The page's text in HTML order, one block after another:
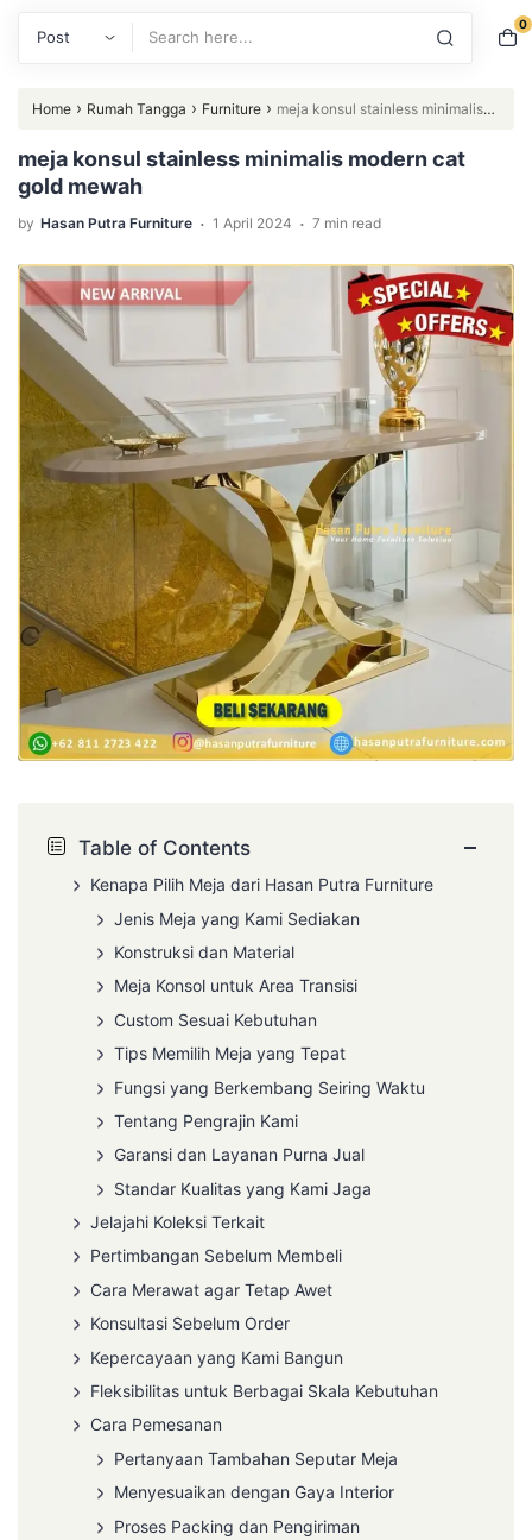
0
Home › Rumah Tangga › Furniture › meja konsul stainless minimalis
modern cat gold mewah
meja konsul stainless minimalis modern cat
gold mewah
by Hasan Putra Furniture . 1 April 2024 . 7 min read
Table of Contents −
Kenapa Pilih Meja dari Hasan Putra Furniture
Jenis Meja yang Kami Sediakan
Konstruksi dan Material
Meja Konsol untuk Area Transisi
Custom Sesuai Kebutuhan
Tips Memilih Meja yang Tepat
Fungsi yang Berkembang Seiring Waktu
Tentang Pengrajin Kami
Garansi dan Layanan Purna Jual
Standar Kualitas yang Kami Jaga
Jelajahi Koleksi Terkait
Pertimbangan Sebelum Membeli
Cara Merawat agar Tetap Awet
Konsultasi Sebelum Order
Kepercayaan yang Kami Bangun
Fleksibilitas untuk Berbagai Skala Kebutuhan
Cara Pemesanan
Pertanyaan Tambahan Seputar Meja
Menyesuaikan dengan Gaya Interior
Proses Packing dan Pengiriman